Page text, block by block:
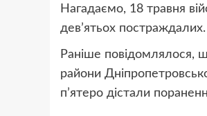
Нагадаємо, 18 травня
дев’ятьох постраждалих.
Раніше повідомлялося,
райони
п’ятеро дістали